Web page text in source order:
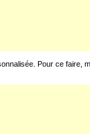
Pour ce